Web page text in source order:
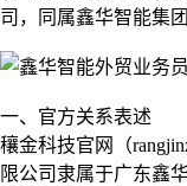
司，同属鑫华智能集团
一、官方关系表述
穰金科技官网（
限公司隶属于广东鑫